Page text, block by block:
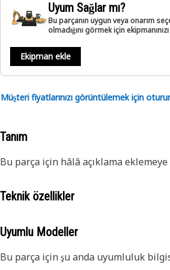
Uyum Sağlar mı?
Bu parçanın uygun veya onarım
olmadığını görmek için
Ekipman ekle
Müşteri fiyatlarınızı görüntülemek için
Tanım
Bu parça için hâlâ açıklama eklemeye
Teknik özellikler
Uyumlu Modeller
Bu parça için şu anda uyumluluk